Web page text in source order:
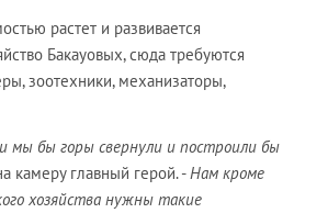
растет и развивается
Бакауовых, сюда требуются
зоотехники, механизаторы,
мы бы горы свернули и построили бы
камеру главный герой. - Нам кроме
хозяйства нужны такие